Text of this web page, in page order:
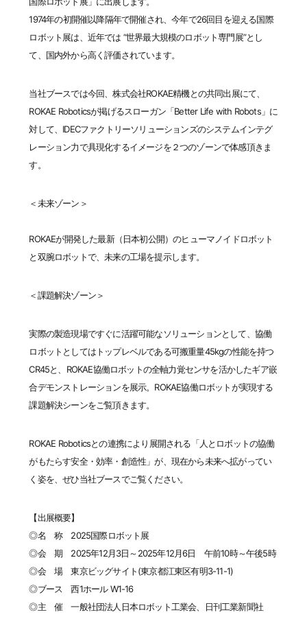
1974年の初開催以降隔年で開催され、今年で26回目を迎える国際
ロボット展は、近年では “世界最大規模のロボット専門展”とし
て、国内外から高く評価されています。
当社ブースでは今回、株式会社ROKAE精機との共同出展にて、
ROKAE Roboticsが掲げるスローガン「Better Life with Robots」に
対して、IDECファクトリーソリューションズのシステムインテグ
レーション力で具現化するイメージを２つのゾーンで体感頂きま
す。
＜未来ゾーン＞
ROKAEが開発した最新（日本初公開）のヒューマノイドロボット
と双腕ロボットで、未来の工場を提示します。
＜課題解決ゾーン＞
実際の製造現場ですぐに活躍可能なソリューションとして、協働
ロボットとしてはトップレベルである可搬重量45kgの性能を持つ
CR45と、ROKAE協働ロボットの全軸力覚センサを活かしたギア嵌
合デモンストレーションを展示。ROKAE協働ロボットが実現する
課題解決シーンをご覧頂きます。
ROKAE Roboticsとの連携により展開される「人とロボットの協働
がもたらす安全・効率・創造性」が、現在から未来へ拡がってい
く姿を、ぜひ当社ブースでご覧ください。
【出展概要】
◎名 称 2025国際ロボット展
◎会 期 2025年12月3日～2025年12月6日 午前10時～午後5時
◎会 場 東京ビッグサイト(東京都江東区有明3-11-1)
◎ブース 西1ホール W1-16
◎主 催 一般社団法人日本ロボット工業会、日刊工業新聞社